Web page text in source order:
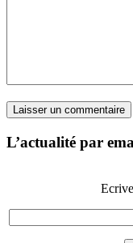
L’actualité par